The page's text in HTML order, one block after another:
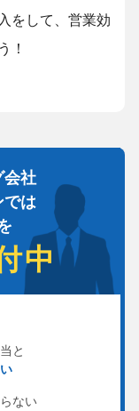
をして、営業効
！
会社
では
中
と
ない